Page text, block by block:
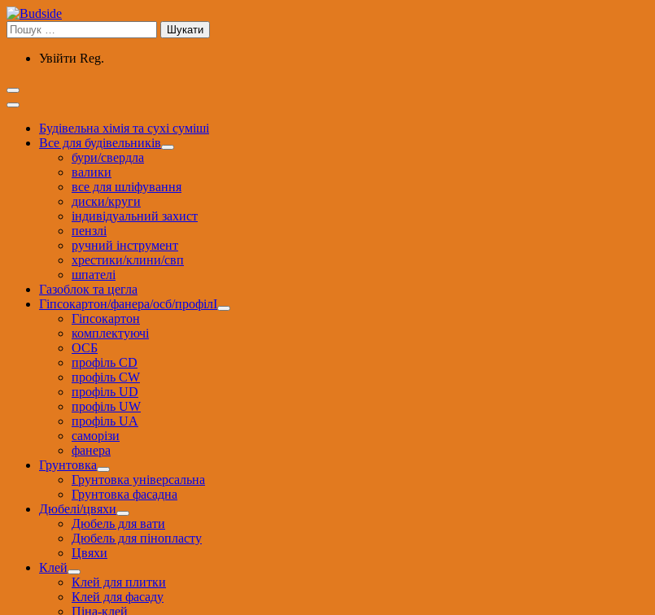
Перейти
до
вмісту
Пошук:
Увійти Reg.
Будівельна хімія та сухі суміші
Все для будівельників
бури/свердла
валики
все для шліфування
диски/круги
індивідуальний захист
пензлі
ручний інструмент
хрестики/клини/свп
шпателі
Газоблок та цегла
Гіпсокартон/фанера/осб/профілІ
Гіпсокартон
комплектуючі
ОСБ
профіль CD
профіль CW
профіль UD
профіль UW
профіль UА
саморізи
фанера
Грунтовка
Грунтовка універсальна
Грунтовка фасадна
Дюбелі/цвяхи
Дюбель для вати
Дюбель для пінопласту
Цвяхи
Клей
Клей для плитки
Клей для фасаду
Піна-клей